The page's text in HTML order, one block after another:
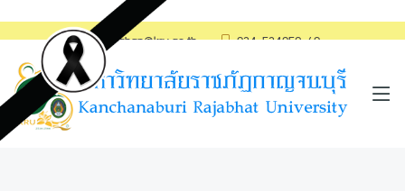
saraban@kru.ac.th 034-534059-60